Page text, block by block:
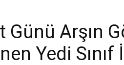
Günü Arşın
Yedi Sınıf